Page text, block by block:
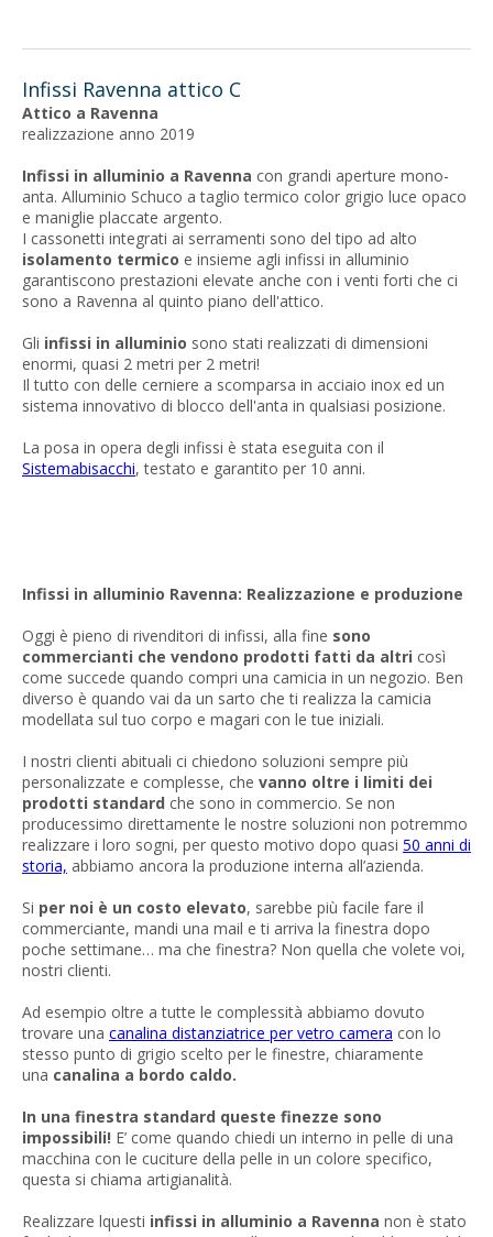
Infissi Ravenna attico C
Attico a Ravenna
realizzazione anno 2019
Infissi in alluminio a Ravenna con grandi aperture mono-
anta. Alluminio Schuco a taglio termico color grigio luce opaco
e maniglie placcate argento.
I cassonetti integrati ai serramenti sono del tipo ad alto
isolamento termico e insieme agli infissi in alluminio
garantiscono prestazioni elevate anche con i venti forti che ci
sono a Ravenna al quinto piano dell'attico.
Gli infissi in alluminio sono stati realizzati di dimensioni
enormi, quasi 2 metri per 2 metri!
Il tutto con delle cerniere a scomparsa in acciaio inox ed un
sistema innovativo di blocco dell'anta in qualsiasi posizione.
La posa in opera degli infissi è stata eseguita con il
Sistemabisacchi, testato e garantito per 10 anni.
Infissi in alluminio Ravenna: Realizzazione e produzione
Oggi è pieno di rivenditori di infissi, alla fine sono
commercianti che vendono prodotti fatti da altri così
come succede quando compri una camicia in un negozio. Ben
diverso è quando vai da un sarto che ti realizza la camicia
modellata sul tuo corpo e magari con le tue iniziali.
I nostri clienti abituali ci chiedono soluzioni sempre più
personalizzate e complesse, che vanno oltre i limiti dei
prodotti standard che sono in commercio. Se non
producessimo direttamente le nostre soluzioni non potremmo
realizzare i loro sogni, per questo motivo dopo quasi 50 anni di
storia, abbiamo ancora la produzione interna all’azienda.
Si per noi è un costo elevato, sarebbe più facile fare il
commerciante, mandi una mail e ti arriva la finestra dopo
poche settimane… ma che finestra? Non quella che volete voi,
nostri clienti.
Ad esempio oltre a tutte le complessità abbiamo dovuto
trovare una canalina distanziatrice per vetro camera con lo
stesso punto di grigio scelto per le finestre, chiaramente
una canalina a bordo caldo.
In una finestra standard queste finezze sono
impossibili! E’ come quando chiedi un interno in pelle di una
macchina con le cuciture della pelle in un colore specifico,
questa si chiama artigianalità.
Realizzare lquesti infissi in alluminio a Ravenna non è stato